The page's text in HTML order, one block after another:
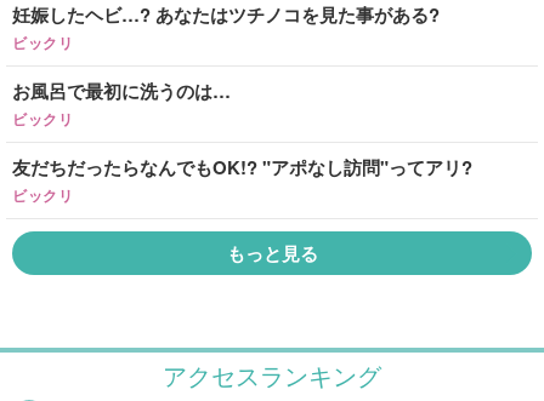
妊娠したヘビ…? あなたはツチノコを見た事がある?
ビックリ
お風呂で最初に洗うのは…
ビックリ
友だちだったらなんでもOK!? "アポなし訪問"ってアリ?
ビックリ
もっと見る
アクセスランキング